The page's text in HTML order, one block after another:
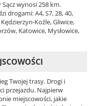
wynosi 258 km.
drogami: A4, S7, 28, 40,
Koźle, Gliwice,
Katowice, Mysłowice,
Twojej trasy. Drogi i
przejazdu. Najpierw
miejscowości, jakie